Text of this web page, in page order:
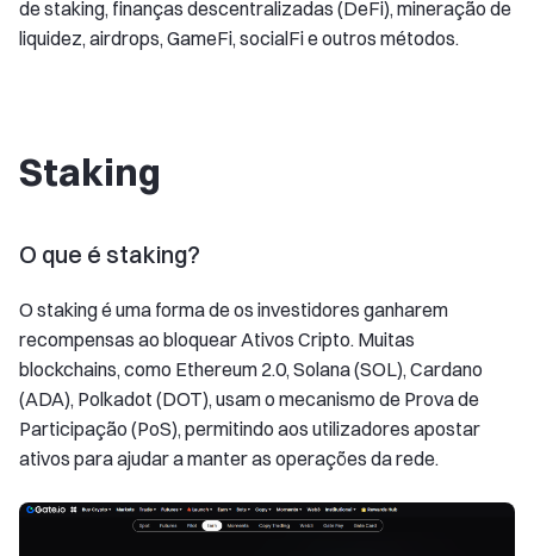
de staking, finanças descentralizadas (DeFi), mineração de
liquidez, airdrops, GameFi, socialFi e outros métodos.
Staking
O que é staking?
O staking é uma forma de os investidores ganharem
recompensas ao bloquear Ativos Cripto. Muitas
blockchains, como Ethereum 2.0, Solana (SOL), Cardano
(ADA), Polkadot (DOT), usam o mecanismo de Prova de
Participação (PoS), permitindo aos utilizadores apostar
ativos para ajudar a manter as operações da rede.